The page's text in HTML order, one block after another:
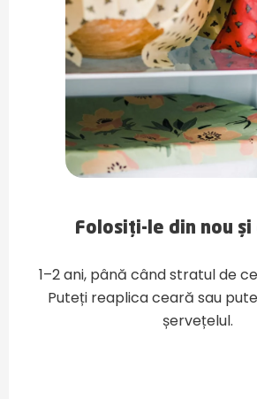
Folosiți-le din nou și
1–2 ani, până când stratul de
Puteți reaplica ceară sau
șervețelul.